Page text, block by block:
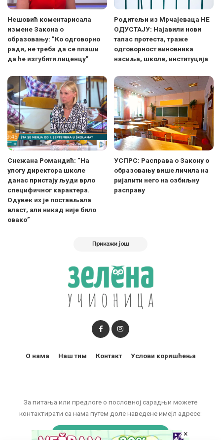
Нешовић коментарисала
измене Закона о
образовању: ”Ко одговорно
ради, не треба да се плаши
да ће изгубити лиценцу”
Родитељи из Мрчајеваца НЕ
ОДУСТАЈУ: Најавили нови
талас протеста, траже
одговорност виновника
насиља, школе, институција
Снежана Романдић: ”На
улогу директора школе
данас пристају људи врло
специфичног карактера.
Одувек их је постављала
власт, али никад није било
овако”
УСПРС: Расправа о Закону о
образовању више личила на
ријалити него на озбиљну
расправу
Прикажи још
За питања или предлоге о пословној сарадњи можете
контактирати са нама путем доле наведене имејл адресе:
marketing@zelenaucionica.com
О нама Наш тим Контакт Услови коришћења
×